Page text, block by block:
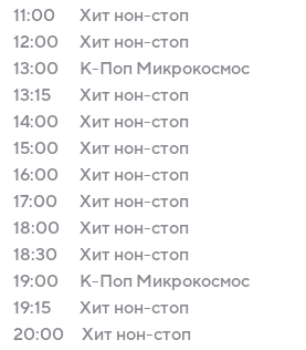
11:00
Хит нон-стоп
12:00
Хит нон-стоп
13:00
К-Поп Микрокосмос
13:15
Хит нон-стоп
14:00
Хит нон-стоп
15:00
Хит нон-стоп
16:00
Хит нон-стоп
17:00
Хит нон-стоп
18:00
Хит нон-стоп
18:30
Хит нон-стоп
19:00
К-Поп Микрокосмос
19:15
Хит нон-стоп
20:00
Хит нон-стоп